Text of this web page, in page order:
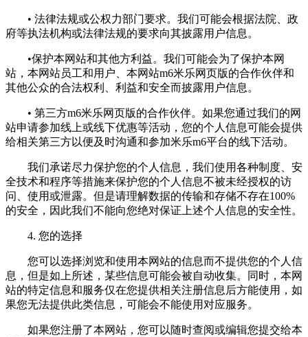
• 法律法规或公权力部门要求。我们可能会根据法院、政
府等执法机构或法律法规的要求向其披露用户信息。
•保护本网站和其他方利益。我们可能会为了保护本网
站，本网站员工和用户、本网站m6米乐网页版的合作伙伴和
其他公众的合法权利、利益和安全而披露用户信息。
• 第三方m6米乐网页版的合作伙伴。如果您通过我们的网
站申请参加线上或线下优惠等活动，您的个人信息可能会提供
给相关第三方以便及时沟通和参加米乐m6平台的线下活动。
我们承诺尽力保护您的个人信息，我们使用各种制度、安
全技术和程序等措施来保护您的个人信息不被未经授权的访
问、使用或泄露。但是请理解数据的传输和存储不存在100%
的安全，因此我们不能向您绝对保证上述个人信息的安全性。
4. 您的选择
您可以选择浏览和使用本网站的信息而不提供您的个人信
息，但是如上所述，某些信息可能会被自动收集。同时，本网
站的特定信息和服务仅在您提供相关注册信息后方能使用，如
果您无法提供此类信息，可能会不能使用对应服务。
如果您注册了本网站，您可以随时查阅或编辑您提交给本